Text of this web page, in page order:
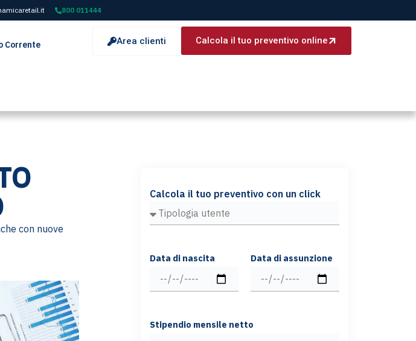
800 011444
Corrente Area clienti Calcola il tuo preventivo online
con nuove
Calcola il tuo preventivo con un click
Data di nascita Data di assunzione
Stipendio mensile netto